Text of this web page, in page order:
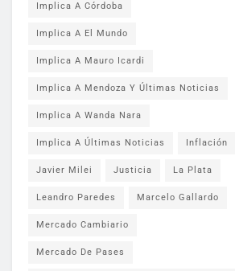
Implica A Córdoba
Implica A El Mundo
Implica A Mauro Icardi
Implica A Mendoza Y Últimas Noticias
Implica A Wanda Nara
Implica A Últimas Noticias Inflación
Javier Milei Justicia La Plata
Leandro Paredes Marcelo Gallardo
Mercado Cambiario
Mercado De Pases